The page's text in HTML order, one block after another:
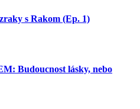
s Rakom (Ep. 1)
Budoucnost lásky, nebo